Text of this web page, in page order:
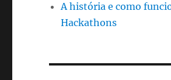
A história e como
Hackathons